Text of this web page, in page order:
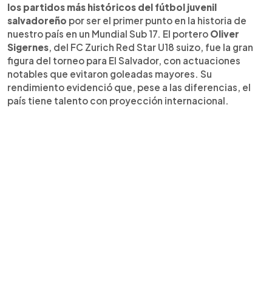
los partidos más históricos del fútbol juvenil
salvadoreño por ser el primer punto en la historia de
nuestro país en un Mundial Sub 17. El portero Oliver
Sigernes, del FC Zurich Red Star U18 suizo, fue la gran
figura del torneo para El Salvador, con actuaciones
notables que evitaron goleadas mayores. Su
rendimiento evidenció que, pese a las diferencias, el
país tiene talento con proyección internacional.